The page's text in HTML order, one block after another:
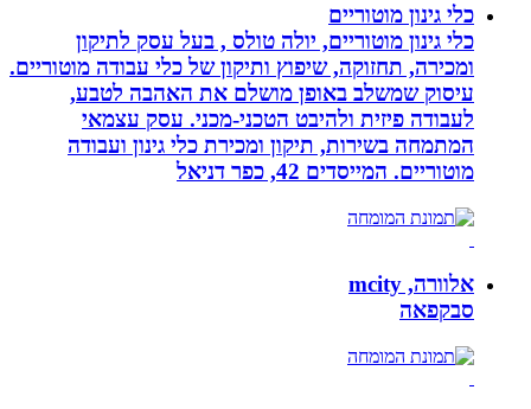
כלי גינון מוטוריים
כלי גינון מוטוריים, יולה טולס , בעל עסק לתיקון
ומכירה, תחזוקה, שיפוץ ותיקון של כלי עבודה מוטוריים.
עיסוק שמשלב באופן מושלם את האהבה לטבע,
לעבודה פיזית ולהיבט הטכני-מכני. עסק עצמאי
המתמחה בשירות, תיקון ומכירת כלי גינון ועבודה
מוטוריים. המייסדים 42, כפר דניאל
אלוורה, mcity
סבקפאה